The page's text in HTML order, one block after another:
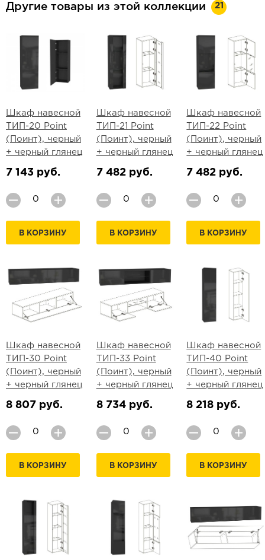
Другие товары из этой коллекции 21
Шкаф навесной
ТИП-20 Point
(Поинт), черный
+ черный глянец
7 143 руб.
В КОРЗИНУ
Шкаф навесной
ТИП-21 Point
(Поинт), черный
+ черный глянец
7 482 руб.
В КОРЗИНУ
Шкаф навесной
ТИП-22 Point
(Поинт), черный
+ черный глянец
7 482 руб.
В КОРЗИНУ
Шкаф навесной
ТИП-30 Point
(Поинт), черный
+ черный глянец
8 807 руб.
В КОРЗИНУ
Шкаф навесной
ТИП-33 Point
(Поинт), черный
+ черный глянец
8 734 руб.
В КОРЗИНУ
Шкаф навесной
ТИП-40 Point
(Поинт), черный
+ черный глянец
8 218 руб.
В КОРЗИНУ